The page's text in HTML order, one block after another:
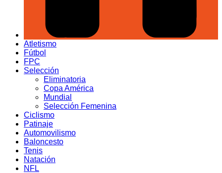
Atletismo
Fútbol
FPC
Selección
Eliminatoria
Copa América
Mundial
Selección Femenina
Ciclismo
Patinaje
Automovilismo
Baloncesto
Tenis
Natación
NFL